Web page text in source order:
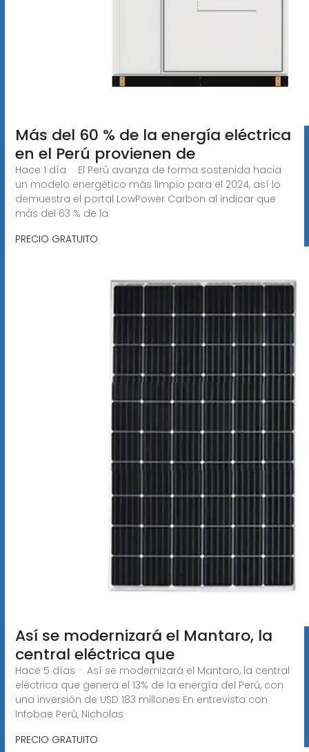
Más del 60 % de la energía eléctrica
en el Perú provienen de
Hace 1 día · El Perú avanza de forma sostenida hacia
un modelo energético más limpio para el 2024, así lo
demuestra el portal LowPower Carbon al indicar que
más del 63 % de la
PRECIO GRATUITO
Así se modernizará el Mantaro, la
central eléctrica que
Hace 5 días · Así se modernizará el Mantaro, la central
eléctrica que genera el 13% de la energía del Perú, con
una inversión de USD 183 millones En entrevista con
Infobae Perú, Nicholas
PRECIO GRATUITO